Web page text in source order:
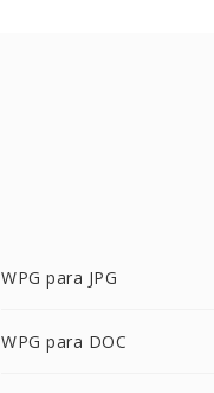
WPG para JPG
WPG para DOC